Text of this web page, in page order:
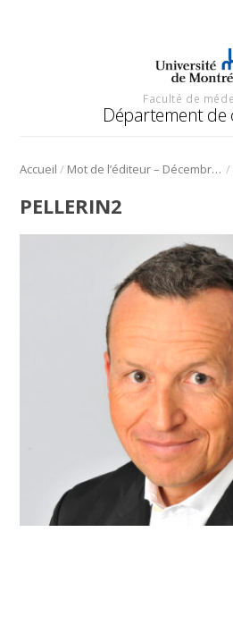
Faculté de
Département de
Accueil / Mot de l’éditeur – Décembre 2022 /
PELLERIN2